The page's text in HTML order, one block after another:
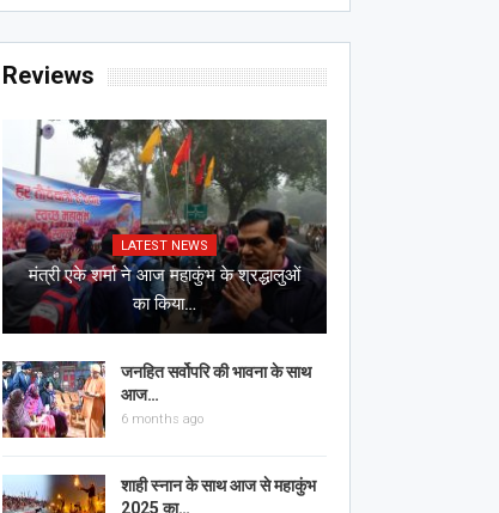
Reviews
LATEST NEWS
मंत्री एके शर्मा ने आज महाकुंभ के श्रद्धालुओं
का किया…
जनहित सर्वोपरि की भावना के साथ
आज…
6 months ago
शाही स्नान के साथ आज से महाकुंभ
2025 का…